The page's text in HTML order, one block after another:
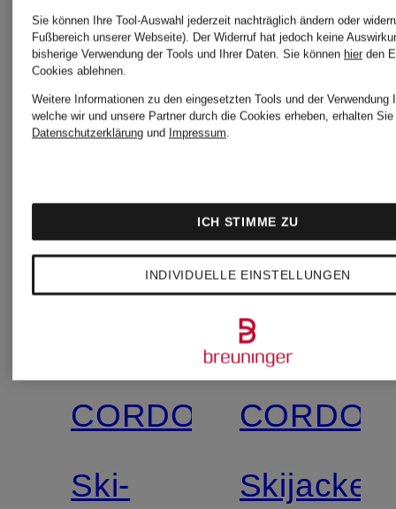
+Aktionsrabatt
CORDOVA
Ski-
Skijacke
Sie können Ihre Tool-Auswahl jederzeit nachträglich ändern oder
Fußbereich unserer Webseite). Der Widerruf hat jedoch keine
bisherige Verwendung der Tools und Ihrer Daten. Sie können hier den
Cookies ablehnen.
Weitere Informationen zu den eingesetzten Tools und der Verwendung
welche wir und unsere Partner durch die Cookies erheben, erhalten
Datenschutzerklärung und Impressum.
INDIVIDUELLE EINSTELLUNGEN
ICH STIMME ZU